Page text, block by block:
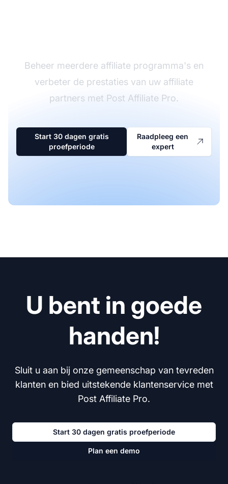
Beheer meerdere affiliate programma's en
verbeter de prestaties van uw affiliate
partners met Post Affiliate Pro.
Start 30 dagen gratis
proefperiode
Raadpleeg een
expert
U bent in goede
handen!
Sluit u aan bij onze gemeenschap van tevreden
klanten en bied uitstekende klantenservice met
Post Affiliate Pro.
Start 30 dagen gratis proefperiode
Plan een demo